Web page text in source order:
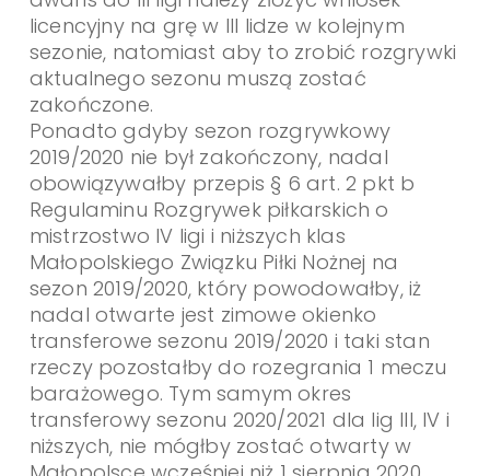
licencyjny na grę w III lidze w kolejnym
sezonie, natomiast aby to zrobić rozgrywki
aktualnego sezonu muszą zostać
zakończone.
Ponadto gdyby sezon rozgrywkowy
2019/2020 nie był zakończony, nadal
obowiązywałby przepis § 6 art. 2 pkt b
Regulaminu Rozgrywek piłkarskich o
mistrzostwo IV ligi i niższych klas
Małopolskiego Związku Piłki Nożnej na
sezon 2019/2020, który powodowałby, iż
nadal otwarte jest zimowe okienko
transferowe sezonu 2019/2020 i taki stan
rzeczy pozostałby do rozegrania 1 meczu
barażowego. Tym samym okres
transferowy sezonu 2020/2021 dla lig III, IV i
niższych, nie mógłby zostać otwarty w